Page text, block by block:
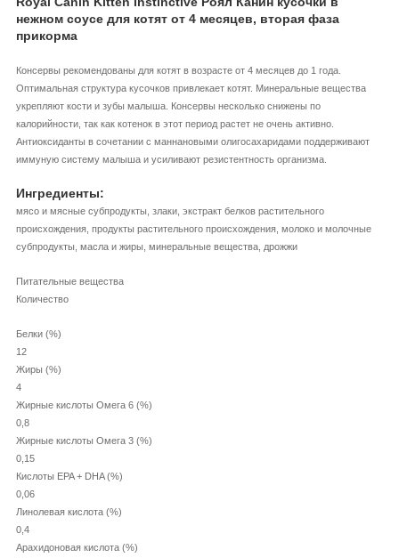
нежном соусе для котят от 4 месяцев, вторая фаза
прикорма
Консервы рекомендованы для котят в возрасте от 4 месяцев до 1 года.
Оптимальная структура кусочков привлекает котят. Минеральные вещества
укрепляют кости и зубы малыша. Консервы несколько снижены по
калорийности, так как котенок в этот период растет не очень активно.
Антиоксиданты в сочетании с маннановыми олигосахаридами поддерживают
иммуную систему малыша и усиливают резистентность организма.
Ингредиенты:
мясо и мясные субпродукты, злаки, экстракт белков растительного
происхождения, продукты растительного происхождения, молоко и молочные
субпродукты, масла и жиры, минеральные вещества, дрожжи
Питательные вещества
Количество
Белки (%)
12
Жиры (%)
4
Жирные кислоты Омега 6 (%)
0,8
Жирные кислоты Омега 3 (%)
0,15
Кислоты EPA + DHA (%)
0,06
Линолевая кислота (%)
0,4
Арахидоновая кислота (%)